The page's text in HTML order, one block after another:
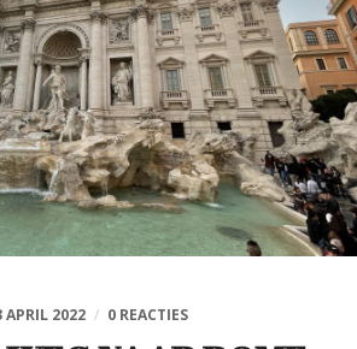
APRIL 2022 / 0 REACTIES